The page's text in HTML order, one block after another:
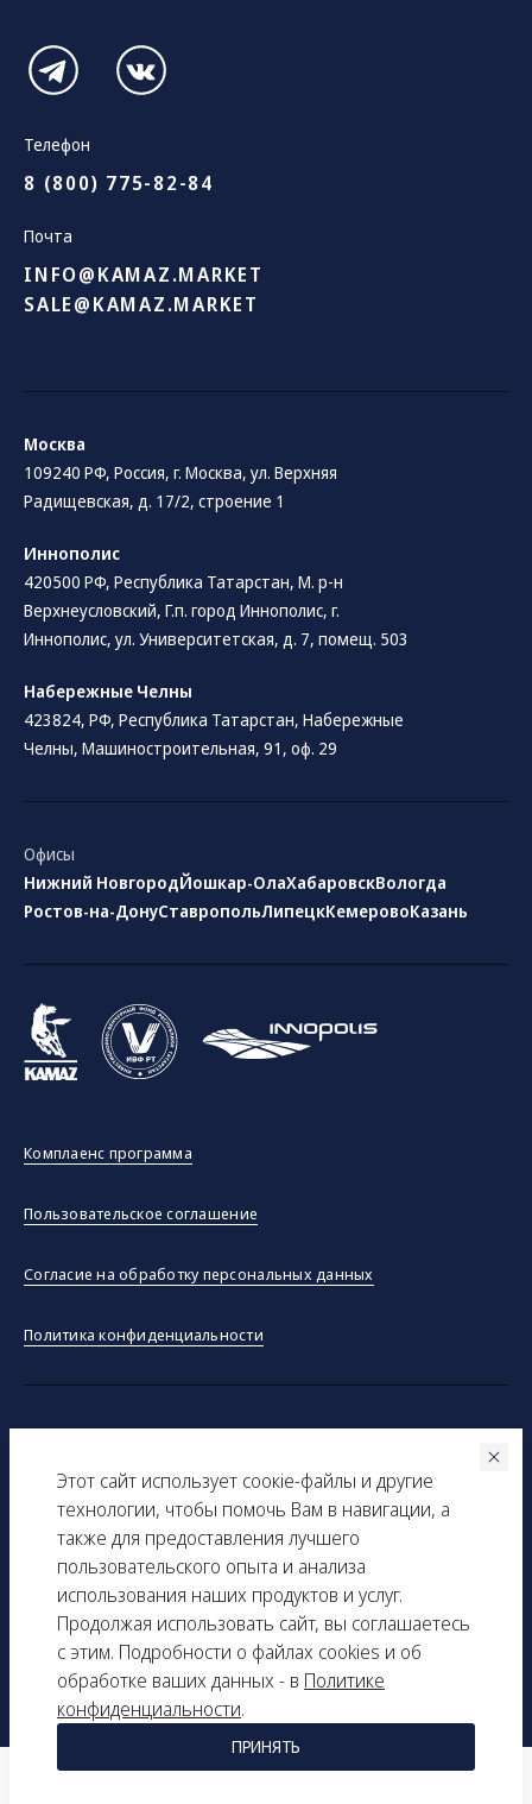
Этот сайт использует соокіe-файлы и другие
технологии, чтобы помочь Вам в навигации, а
также для предоставления лучшего
пользовательского опыта и анализа
использования наших продуктов и услуг.
Продолжая использовать сайт, вы соглашаетесь
с этим. Подробности о файлах cookies и об
обработке ваших данных - в Политике
конфиденциальности.
ПРИНЯТЬ
Телефон
8 (800) 775-82-84
Почта
INFO@KAMAZ.MARKET
SALE@KAMAZ.MARKET
Москва
109240 РФ, Россия, г. Москва, ул. Верхняя
Радищевская, д. 17/2, строение 1
Иннополис
420500 РФ, Республика Татарстан, М. р-н
Верхнеусловский, Г.п. город Иннополис, г.
Иннополис, ул. Университетская, д. 7, помещ. 503
Набережные Челны
423824, РФ, Республика Татарстан​, Набережные
Челны, Машиностроительная, 91, оф. 29
Офисы
Нижний НовгородЙошкар-ОлаХабаровскВологда
Ростов-на-ДонуСтавропольЛипецкКемеровоКазань
Комплаенс программа
Пользовательское соглашение
Согласие на обработку персональных данных
Политика конфиденциальности
Вся представленная на сайте информация, касающаяся
технических характеристик, наличия на складе, стоимости
товаров, носит информационный характер и ни при каких
условиях не является публичной офертой, определяемой
положениями Статьи 437(2) Гражданского кодекса РФ.
ИНН: 9729277261
КПП: 161501001